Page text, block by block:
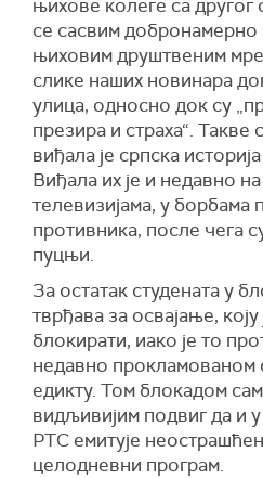
њихове колеге са другог
се сасвим добронамерно
њиховим друштвеним
слике наших новинара
улица, односно док су
презира и страха“.
виђала је српска
Виђала их је и недавно
телевизијама, у борбама
противника, после чега
пуцњи.
За остатак студената у
тврђава за освајање,
блокирати, иако је то
недавно прокламованом
едикту. Том блокадом
видљивијим подвиг да и
РТС емитује
целодневни програм.